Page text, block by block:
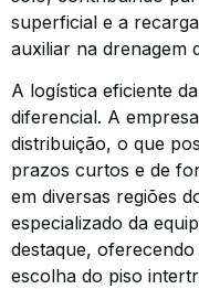
superficial e a
auxiliar na drenagem
A logística eficiente
diferencial. A
distribuição, o que
prazos curtos e de
em diversas regiões
especializado da
destaque,
escolha do piso